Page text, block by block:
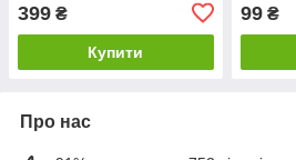
399 ₴
Купити
99₴
Про нас